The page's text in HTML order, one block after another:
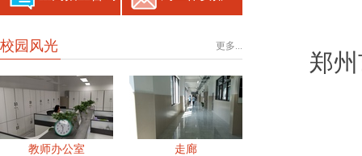
更多...
校园风光
教师办公室 走廊
郑